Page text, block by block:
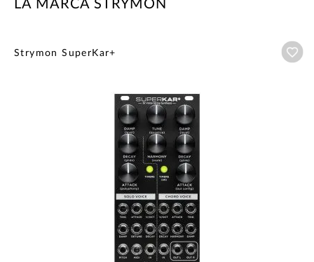
LA MARCA STRYMON
Strymon SuperKar+